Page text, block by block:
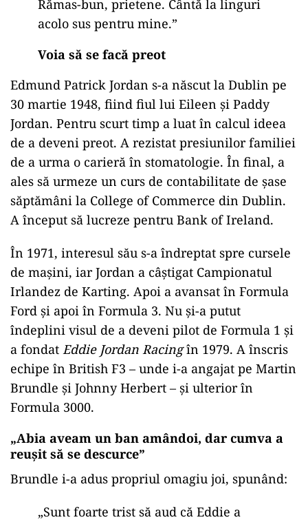
Rămas-bun, prietene. Cântă la linguri
acolo sus pentru mine.”
Voia să se facă preot
Edmund Patrick Jordan s-a născut la Dublin pe
30 martie 1948, fiind fiul lui Eileen și Paddy
Jordan. Pentru scurt timp a luat în calcul ideea
de a deveni preot. A rezistat presiunilor familiei
de a urma o carieră în stomatologie. În final, a
ales să urmeze un curs de contabilitate de șase
săptămâni la College of Commerce din Dublin.
A început să lucreze pentru Bank of Ireland.
În 1971, interesul său s-a îndreptat spre cursele
de mașini, iar Jordan a câștigat Campionatul
Irlandez de Karting. Apoi a avansat în Formula
Ford și apoi în Formula 3. Nu și-a putut
îndeplini visul de a deveni pilot de Formula 1 și
a fondat Eddie Jordan Racingîn 1979. A înscris
echipe în British F3 – unde i-a angajat pe Martin
Brundle și Johnny Herbert – și ulterior în
Formula 3000.
„Abia aveam un ban amândoi, dar cumva a
reușit să se descurce”
Brundle i-a adus propriul omagiu joi, spunând:
„Sunt foarte trist să aud că Eddie a